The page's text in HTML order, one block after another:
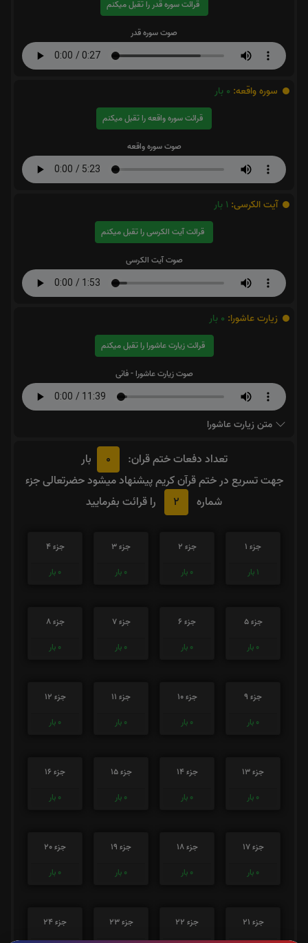
قرائت سوره قدر را تقبل میکنم
صوت سوره قدر
سوره واقعه: 0 بار
قرائت سوره واقعه را تقبل میکنم
صوت سوره واقعه
آیت الکرسی: 1 بار
قرائت آیت الکرسی را تقبل میکنم
صوت آیت الکرسی
زیارت عاشورا: 0 بار
قرائت زیارت عاشورا را تقبل میکنم
صوت زیارت عاشورا - فانی
متن زیارت عاشورا
تعداد دفعات ختم قران: 0
بار
جهت تسریع در ختم قرآن کریم پیشنهاد میشود حضرتعالی جزء
شماره
2 را قرائت بفرمایید
جزء 1
1 بار
جزء 2
0 بار
جزء 3
0 بار
جزء 4
0 بار
جزء 5
0 بار
جزء 6
0 بار
جزء 7
0 بار
جزء 8
0 بار
جزء 9
0 بار
جزء 10
0 بار
جزء 11
0 بار
جزء 12
0 بار
جزء 13
0 بار
جزء 14
0 بار
جزء 15
0 بار
جزء 16
0 بار
جزء 17
0 بار
جزء 18
0 بار
جزء 19
0 بار
جزء 20
0 بار
جزء 21
جزء 22
جزء 23
جزء 24